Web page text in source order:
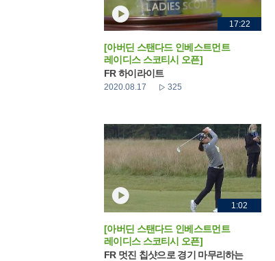
17:22
[아버딘 스탠다드 인베스트먼트
레이디스 스코티시 오픈]
FR 하이라이트
2020.08.17 325
1:02
[아버딘 스탠다드 인베스트먼트
레이디스 스코티시 오픈]
FR 멋진 칩샷으로 경기 마무리하는